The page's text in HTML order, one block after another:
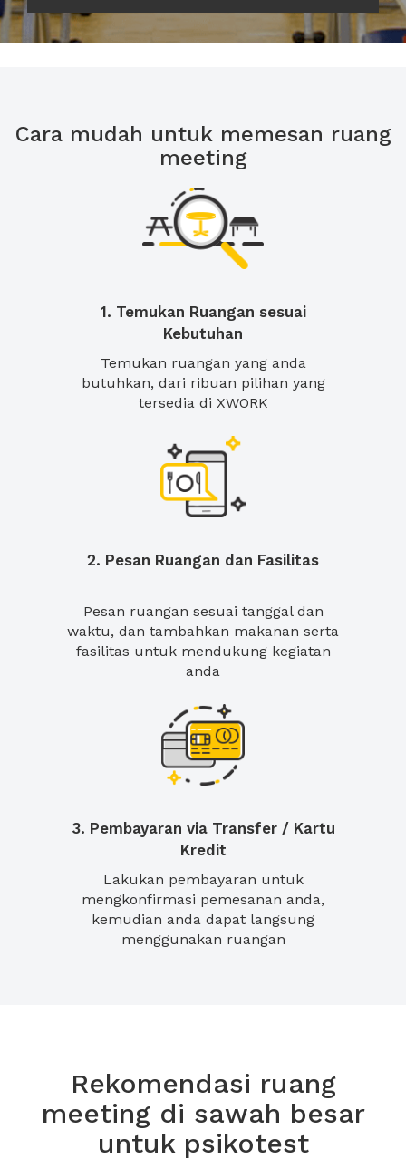
Cara mudah untuk memesan ruang
meeting
1. Temukan Ruangan sesuai
Kebutuhan
Temukan ruangan yang anda
butuhkan, dari ribuan pilihan yang
tersedia di XWORK
2. Pesan Ruangan dan Fasilitas
Pesan ruangan sesuai tanggal dan
waktu, dan tambahkan makanan serta
fasilitas untuk mendukung kegiatan
anda
3. Pembayaran via Transfer / Kartu
Kredit
Lakukan pembayaran untuk
mengkonfirmasi pemesanan anda,
kemudian anda dapat langsung
menggunakan ruangan
Rekomendasi ruang
meeting di sawah besar
untuk psikotest